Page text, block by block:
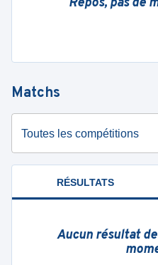
Matchs
Toutes les compétitions
RÉSULTATS
Aucun résultat